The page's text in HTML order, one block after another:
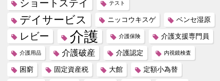
ショートステイ テスト
デイサービス ニッコウキスゲ ベンセ湿原
レビー 介護 介護保険 介護支援専門員
介護用品 介護破産 介護認定 内視鏡検査
困窮 固定資産税 大館 定額小為替